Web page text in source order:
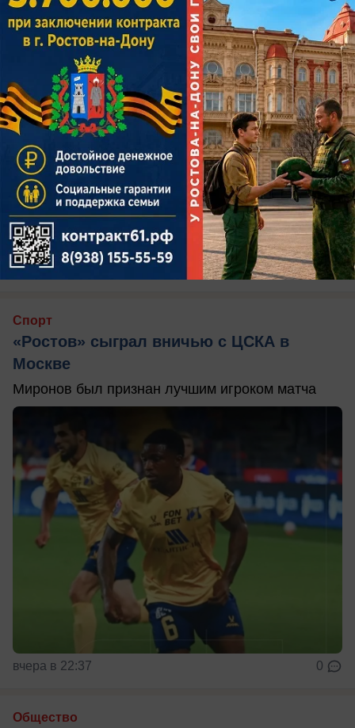
сегодня в 07:25 0
Спорт
«Ростов» сыграл вничью с ЦСКА в
Москве
Миронов был признан лучшим игроком матча
вчера в 22:37 0
Общество